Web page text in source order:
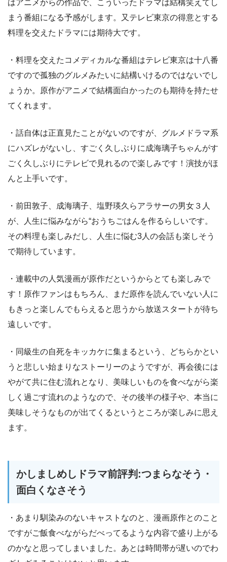
はアニメからの作品で、こういったドラマは結構笑えてし
まう番組になる予感がします。又テレビ東京の得意とする
料理を交えたドラマには期待大です。
・料理を交えたコメディカルな番組はテレビ東京は十八番
ですので孤独のグルメみたいに結構いけるのではないでし
ょうか。原作がアニメで結構面白かったのも期待を持たせ
てくれます。
・話自体は正直見たことがないのですが、グルメドラマ系
にハズレがないし、すごく久しぶりに成海璃子ちゃんがす
ごく久しぶりにテレビで見れるので楽しみです！演技がほ
んと上手いです。
・前田敦子、成海璃子、塩野瑛久らアラサーの男女３人
が、人生に悩みながら“おうちごはんを作るらしいです。
その料理も楽しみだし、人生に悩む3人の会話も楽しそう
で期待しています。
・連載中の人気漫画が原作だというからとても楽しみで
す！原作ファンはもちろん、まだ原作を読んでいない人に
もきっと楽しんでもらえると思うから放送スタートが待ち
遠しいです。
・同級生の自死をキッカケに集まるという、どちらかとい
うと悲しい始まりなストーリーのようですが、再会後には
やがて共に住む流れとなり、美味しいものを食べながら楽
しく過ごす流れのようなので、その後半の様子や、本当に
美味しそうなものが出てくるというところが楽しみに思え
ます。
かしましめしドラマ前評判:つまらなそう・
面白くなさそう
・あまり馴染みのないキャストなのと、漫画原作とのこと
ですがご飯食べながらだべってるような内容で盛り上がる
のかなと思ってしまいました。あとは時間帯が遅いのでわ